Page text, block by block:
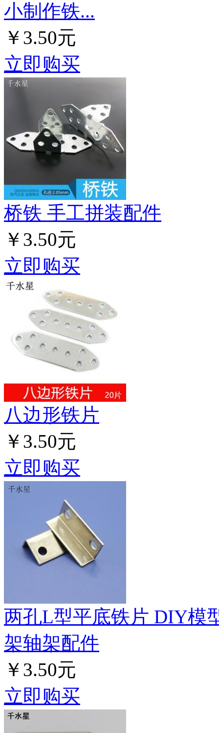
小制作铁...
￥3.50元
立即购买
桥铁 手工拼装配件
￥3.50元
立即购买
八边形铁片
￥3.50元
立即购买
两孔L型平底铁片 DIY模
架轴架配件
￥3.50元
立即购买